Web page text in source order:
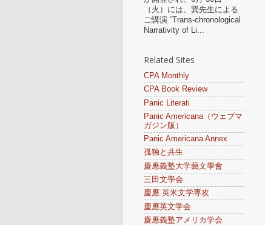
（火）には、巽先生による
ご講演 “Trans-chronological
Narrativity of Li...
Related Sites
CPA Monthly
CPA Book Review
Panic Literati
Panic Americana（ウェブマ
ガジン版）
Panic Americana Annex
孤独と共生
慶應義塾大学藝文學會
三田文學会
慶應 英米文学専攻
慶應英文学会
慶應義塾アメリカ学会